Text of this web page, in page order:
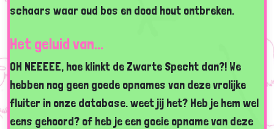
schaars waar oud bos en dood hout ontbreken.
Het geluid van...
OH NEEEEE, hoe klinkt de Zwarte Specht dan?! We
hebben nog geen goede opnames van deze vrolijke
fluiter in onze database. weet jij het? Heb je hem wel
eens gehoord? of heb je een goeie opname van deze